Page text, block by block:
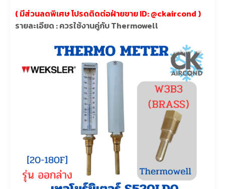
( มีส่วนลดพิเศษ โปรดติดต่อฝ่ายขาย ID: @ckaircond )
รายละเอียด : ควรใช้งานคู่กับ Thermowell